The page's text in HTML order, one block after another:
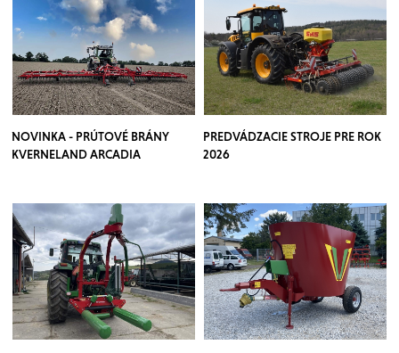
NOVINKA - PRÚTOVÉ BRÁNY
KVERNELAND ARCADIA
PREDVÁDZACIE STROJE PRE ROK
2026